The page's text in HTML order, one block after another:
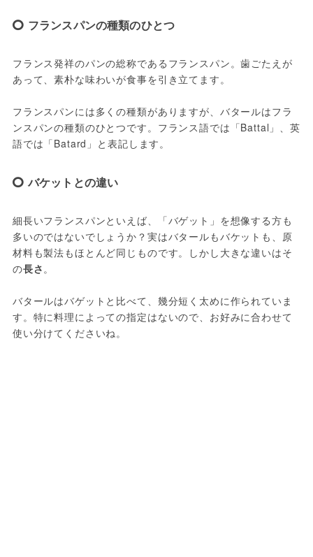
フランスパンの種類のひとつ
フランス発祥のパンの総称であるフランスパン。歯ごたえが
あって、素朴な味わいが食事を引き立てます。
フランスパンには多くの種類がありますが、バタールはフラ
ンスパンの種類のひとつです。フランス語では「Battal」、英
語では「Batard」と表記します。
バケットとの違い
細長いフランスパンといえば、「バゲット」を想像する方も
多いのではないでしょうか？実はバタールもバケットも、原
材料も製法もほとんど同じものです。しかし大きな違いはそ
の長さ。
バタールはバゲットと比べて、幾分短く太めに作られていま
す。特に料理によっての指定はないので、お好みに合わせて
使い分けてくださいね。